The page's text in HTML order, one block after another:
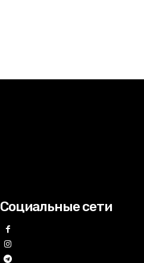
Социальные сети